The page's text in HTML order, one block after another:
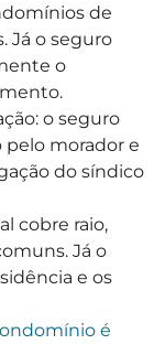
de
Já o seguro
o
o seguro
pelo morador e
do síndico
cobre raio,
Já o
e os
é